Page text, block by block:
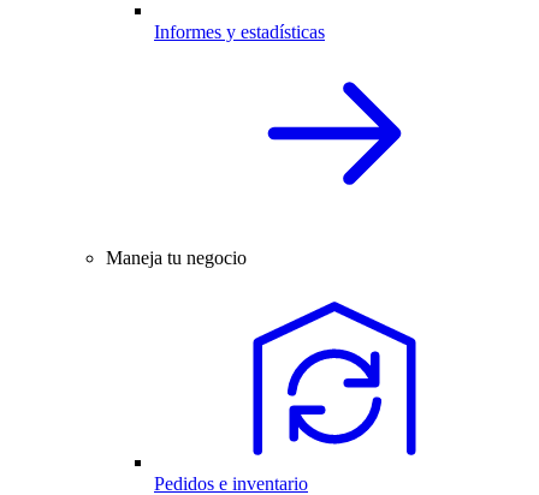
Informes y estadísticas
Maneja tu negocio
Pedidos e inventario